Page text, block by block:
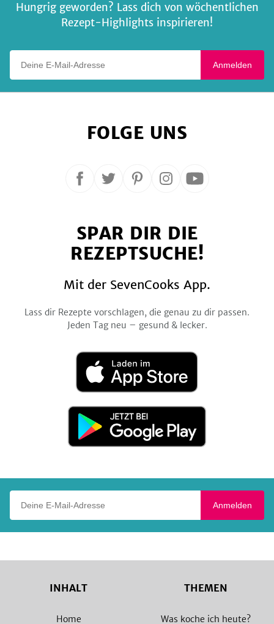
Hungrig geworden? Lass dich von wöchentlichen
Rezept-Highlights inspirieren!
Anmelden
FOLGE UNS
Folge
Facebook
Folge
Twitter
Folge
Pinterest
Folge
Instagram
Folge
YouTube
SPAR DIR DIE
REZEPTSUCHE!
Mit der SevenCooks App.
Lass dir Rezepte vorschlagen, die genau zu dir passen.
Jeden Tag neu – gesund & lecker.
Laden
im
App
Jetzt
Google
Anmelden
INHALT
Home
THEMEN
Was koche ich heute?